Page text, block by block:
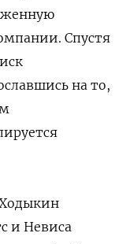
Спустя
на то,
и Невиса